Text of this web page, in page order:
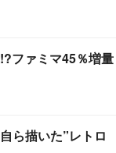
ファミマ45％増量
ら描いた”レトロ